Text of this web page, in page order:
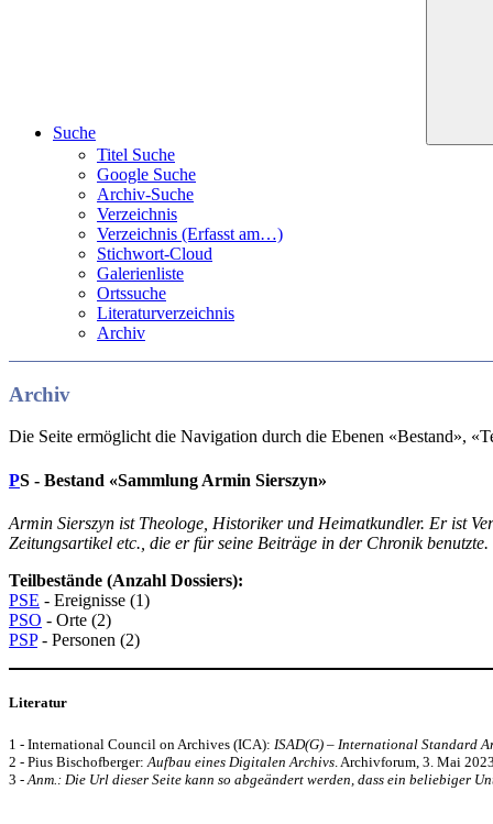
Suche
Titel Suche
Google Suche
Archiv-Suche
Verzeichnis
Verzeichnis (Erfasst am…)
Stichwort-Cloud
Galerienliste
Ortssuche
Literaturverzeichnis
Archiv
Archiv
Die Seite ermöglicht die Navigation durch die Ebenen «Bestand»,
PS - Bestand «Sammlung Armin Sierszyn»
Armin Sierszyn ist Theologe, Historiker und Heimatkundler. Er ist
Zeitungsartikel etc., die er für seine Beiträge in der Chronik benutzte.
Teilbestände (Anzahl Dossiers):
PSE - Ereignisse (1)
PSO - Orte (2)
PSP- Personen (2)
Literatur
1 - International Council on Archives (ICA): ISAD(G) – International Standard
2 - Pius Bischofberger:Aufbau eines Digitalen Archivs. Archivforum, 3. Mai
3 -Anm.: Die Url dieser Seite kann so abgeändert werden, dass ein beliebiger